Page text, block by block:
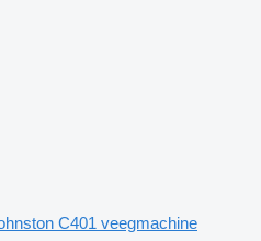
C401 veegmachine